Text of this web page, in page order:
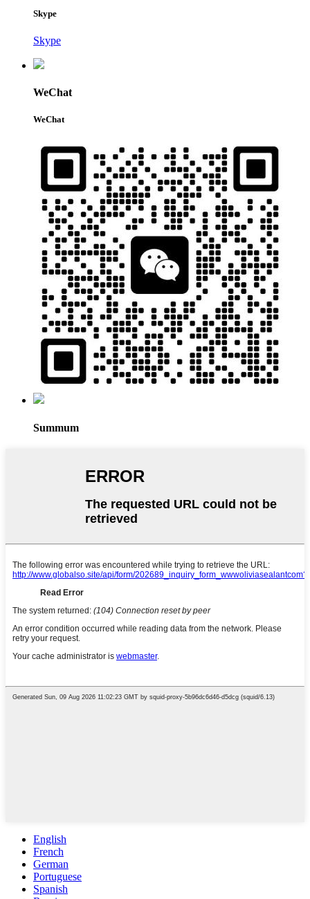
Skype
Skype
WeChat
WeChat
Summum
English
French
German
Portuguese
Spanish